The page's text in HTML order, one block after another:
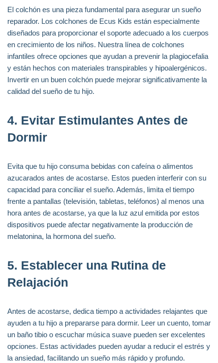
El colchón es una pieza fundamental para asegurar un sueño
reparador. Los colchones de Ecus Kids están especialmente
diseñados para proporcionar el soporte adecuado a los cuerpos
en crecimiento de los niños. Nuestra línea de colchones
infantiles ofrece opciones que ayudan a prevenir la plagiocefalia
y están hechos con materiales transpirables y hipoalergénicos.
Invertir en un buen colchón puede mejorar significativamente la
calidad del sueño de tu hijo.
4. Evitar Estimulantes Antes de
Dormir
Evita que tu hijo consuma bebidas con cafeína o alimentos
azucarados antes de acostarse. Estos pueden interferir con su
capacidad para conciliar el sueño. Además, limita el tiempo
frente a pantallas (televisión, tabletas, teléfonos) al menos una
hora antes de acostarse, ya que la luz azul emitida por estos
dispositivos puede afectar negativamente la producción de
melatonina, la hormona del sueño.
5. Establecer una Rutina de
Relajación
Antes de acostarse, dedica tiempo a actividades relajantes que
ayuden a tu hijo a prepararse para dormir. Leer un cuento, tomar
un baño tibio o escuchar música suave pueden ser excelentes
opciones. Estas actividades pueden ayudar a reducir el estrés y
la ansiedad, facilitando un sueño más rápido y profundo.